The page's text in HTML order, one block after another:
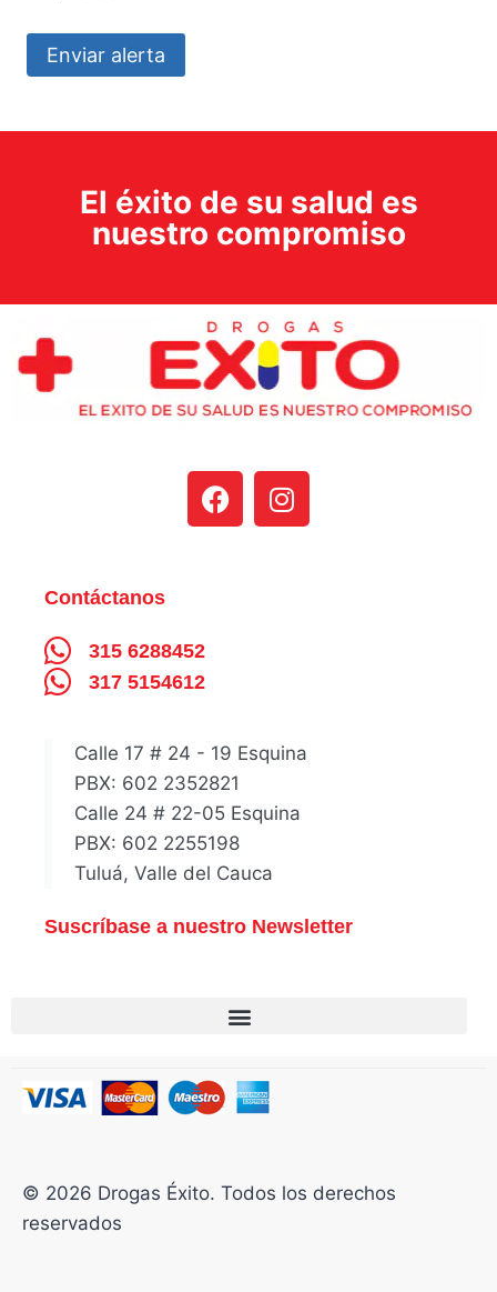
Enviar alerta
El éxito de su salud es
nuestro compromiso
Contáctanos
315 6288452
317 5154612
Calle 17 # 24 - 19 Esquina
PBX: 602 2352821
Calle 24 # 22-05 Esquina
PBX: 602 2255198
Tuluá, Valle del Cauca
Suscríbase a nuestro Newsletter
© 2026 Drogas Éxito. Todos los derechos
reservados